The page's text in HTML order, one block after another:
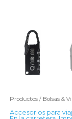
Productos / Bolsas &
Accesorios para